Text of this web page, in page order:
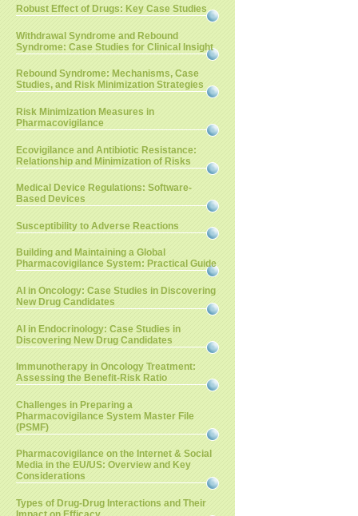
Robust Effect of Drugs: Key Case Studies
Withdrawal Syndrome and Rebound
Syndrome: Case Studies for Clinical Insight
Rebound Syndrome: Mechanisms, Case
Studies, and Risk Minimization Strategies
Risk Minimization Measures in
Pharmacovigilance
Ecovigilance and Antibiotic Resistance:
Relationship and Minimization of Risks
Medical Device Regulations: Software-
Based Devices
Susceptibility to Adverse Reactions
Building and Maintaining a Global
Pharmacovigilance System: Practical Guide
AI in Oncology: Case Studies in Discovering
New Drug Candidates
AI in Endocrinology: Case Studies in
Discovering New Drug Candidates
Immunotherapy in Oncology Treatment:
Assessing the Benefit-Risk Ratio
Challenges in Preparing a
Pharmacovigilance System Master File
(PSMF)
Pharmacovigilance on the Internet & Social
Media in the EU/US: Overview and Key
Considerations
Types of Drug-Drug Interactions and Their